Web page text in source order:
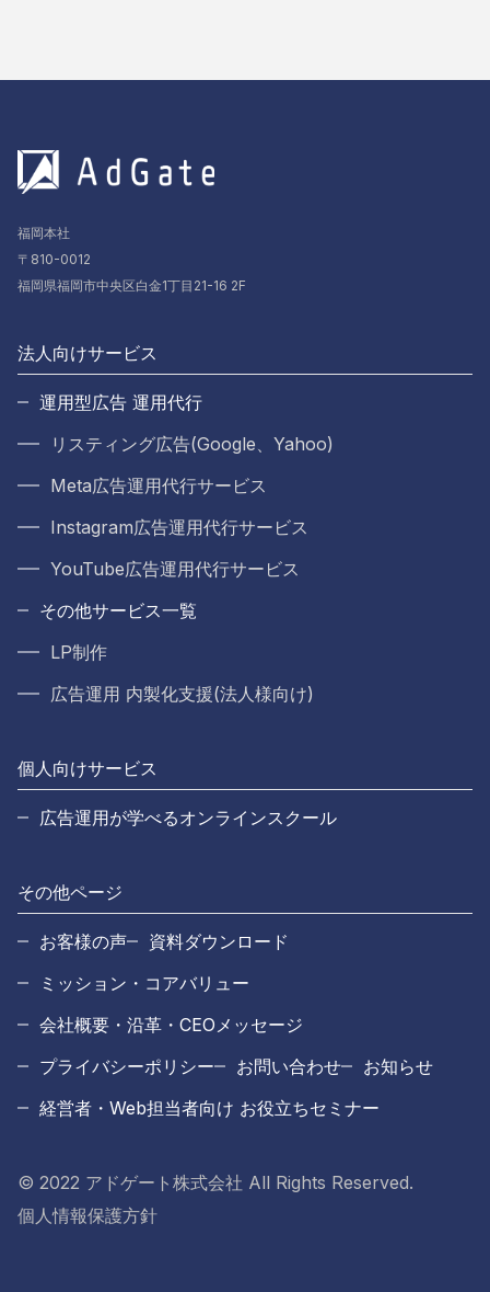
福岡本社
〒810-0012
福岡県福岡市中央区白金1丁目21-16 2F
法人向けサービス
運用型広告 運用代行
リスティング広告(Google、Yahoo)
Meta広告運用代行サービス
Instagram広告運用代行サービス
YouTube広告運用代行サービス
その他サービス一覧
LP制作
広告運用 内製化支援(法人様向け)
個人向けサービス
広告運用が学べるオンラインスクール
その他ページ
お客様の声
資料ダウンロード
ミッション・コアバリュー
会社概要・沿革・CEOメッセージ
プライバシーポリシー
お問い合わせ
お知らせ
経営者・Web担当者向け お役立ちセミナー
© 2022 アドゲート株式会社 All Rights Reserved.
個人情報保護方針